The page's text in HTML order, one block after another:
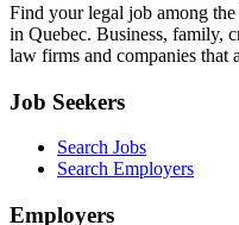
Find your legal job among
in Quebec. Business, family,
law firms and companies that
Job Seekers
Search Jobs
Search Employers
Employers